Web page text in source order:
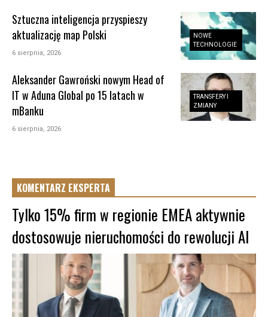
NOWE
TECHNOLOGIE
Sztuczna inteligencja przyspieszy
aktualizację map Polski
6 sierpnia, 2026
TRANSFERY I
ZMIANY
Aleksander Gawroński nowym Head of
IT w Aduna Global po 15 latach w
mBanku
6 sierpnia, 2026
KOMENTARZ EKSPERTA
Tylko 15% firm w regionie EMEA aktywnie
dostosowuje nieruchomości do rewolucji AI